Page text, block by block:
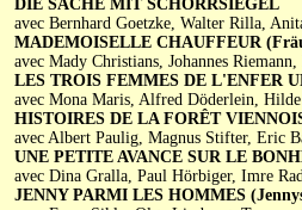
DIE SACHE MIT SCHORRSIEGEL
avec Bernhard Goetzke, Walter Rilla,
MADEMOISELLE CHAUFFEUR
avec Mady Christians, Johannes
LES TROIS FEMMES DE L'ENFER
avec Mona Maris, Alfred Döderlein,
HISTOIRES DE LA FORÊT
avec Albert Paulig, Magnus Stifter, Eric
UNE PETITE AVANCE SUR LE
avec Dina Gralla, Paul Hörbiger, Imre
JENNY PARMI LES HOMMES